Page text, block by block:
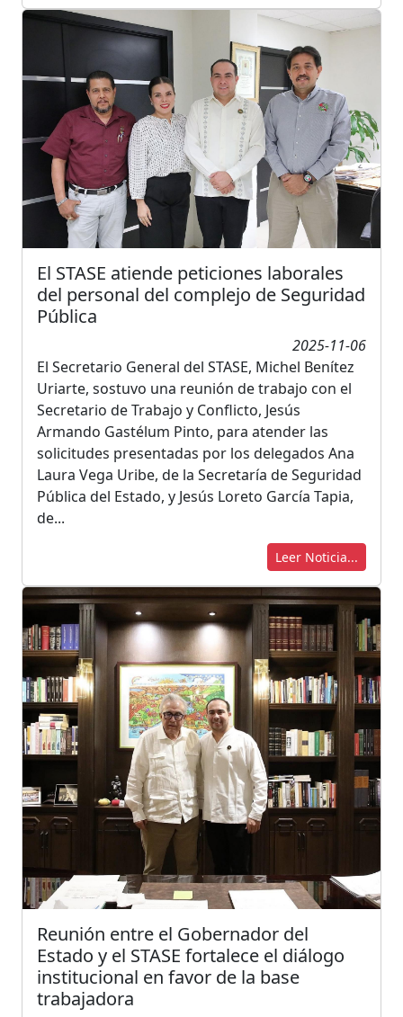
El STASE atiende peticiones laborales
del personal del complejo de Seguridad
Pública
2025-11-06
El Secretario General del STASE, Michel Benítez
Uriarte, sostuvo una reunión de trabajo con el
Secretario de Trabajo y Conflicto, Jesús
Armando Gastélum Pinto, para atender las
solicitudes presentadas por los delegados Ana
Laura Vega Uribe, de la Secretaría de Seguridad
Pública del Estado, y Jesús Loreto García Tapia,
de...
Leer Noticia...
Reunión entre el Gobernador del
Estado y el STASE fortalece el diálogo
institucional en favor de la base
trabajadora